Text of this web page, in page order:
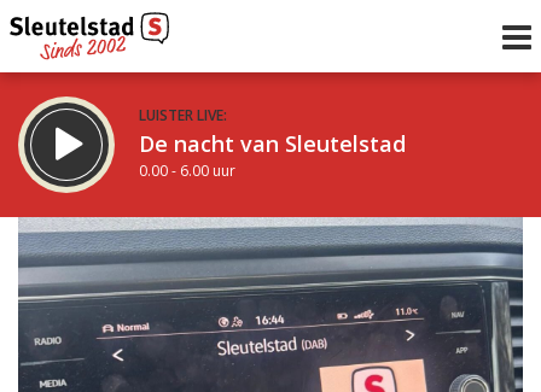
LUISTER LIVE:
De nacht van Sleutelstad
0.00 - 6.00 uur
STRAKS:
De ochtend van Sleutelstad
6.00 - 12.00 uur
Vorig uur
uur 1 van 0 Volgend uur